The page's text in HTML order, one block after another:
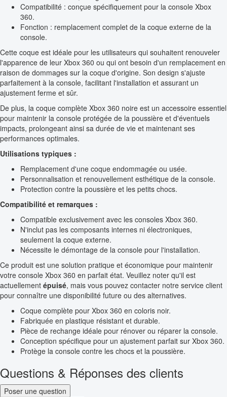
Compatibilité : conçue spécifiquement pour la console Xbox
360.
Fonction : remplacement complet de la coque externe de la
console.
Cette coque est idéale pour les utilisateurs qui souhaitent renouveler
l'apparence de leur Xbox 360 ou qui ont besoin d'un remplacement en
raison de dommages sur la coque d'origine. Son design s'ajuste
parfaitement à la console, facilitant l'installation et assurant un
ajustement ferme et sûr.
De plus, la coque complète Xbox 360 noire est un accessoire essentiel
pour maintenir la console protégée de la poussière et d'éventuels
impacts, prolongeant ainsi sa durée de vie et maintenant ses
performances optimales.
Utilisations typiques :
Remplacement d'une coque endommagée ou usée.
Personnalisation et renouvellement esthétique de la console.
Protection contre la poussière et les petits chocs.
Compatibilité et remarques :
Compatible exclusivement avec les consoles Xbox 360.
N'inclut pas les composants internes ni électroniques,
seulement la coque externe.
Nécessite le démontage de la console pour l'installation.
Ce produit est une solution pratique et économique pour maintenir
votre console Xbox 360 en parfait état. Veuillez noter qu'il est
actuellement épuisé, mais vous pouvez contacter notre service client
pour connaître une disponibilité future ou des alternatives.
Coque complète pour Xbox 360 en coloris noir.
Fabriquée en plastique résistant et durable.
Pièce de rechange idéale pour rénover ou réparer la console.
Conception spécifique pour un ajustement parfait sur Xbox 360.
Protège la console contre les chocs et la poussière.
Questions & Réponses des clients
Poser une question